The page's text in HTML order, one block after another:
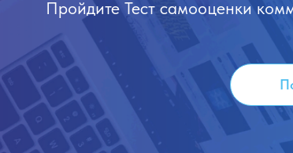
Пройдите Тест самооценки
Замечать то, что работает на
Делиться наблюдениями,
выхода за рамки текущего